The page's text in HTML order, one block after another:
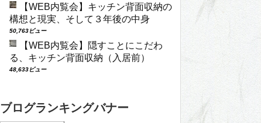
【WEB内覧会】キッチン背面収納の
構想と現実、そして３年後の中身
50,763ビュー
【WEB内覧会】隠すことにこだわ
る、キッチン背面収納（入居前）
48,633ビュー
ブログランキングバナー